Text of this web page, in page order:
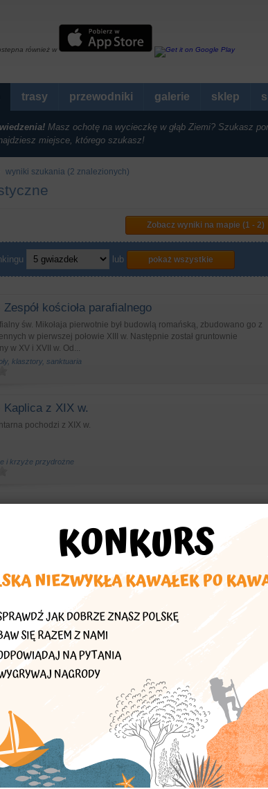
również w
trasy przewodniki galerie sklep
Masz ochotę na wycieczkę w głąb Ziemi? Szukasz
miejsce, którego szukasz!
wyniki szukania (2 znalezionych)
Zobacz wyniki na mapie (1 - 2)
lub pokaż wszystkie
Zespół kościoła parafialnego
św. Mikołaja pierwotnie był budowlą romańską, zbudowano go z
w pierwszej połowie XIII w. Następnie został gruntownie
w XV i XVII w. Od...
klasztory, sanktuaria
Kaplica z XIX w.
pochodzi z XIX w.
i krzyże przydrożne